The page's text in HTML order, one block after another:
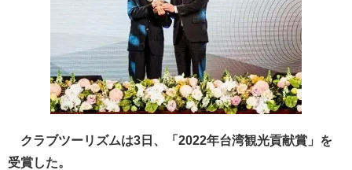
クラブツーリズムは3日、「2022年台湾観光貢献賞」を
受賞した。